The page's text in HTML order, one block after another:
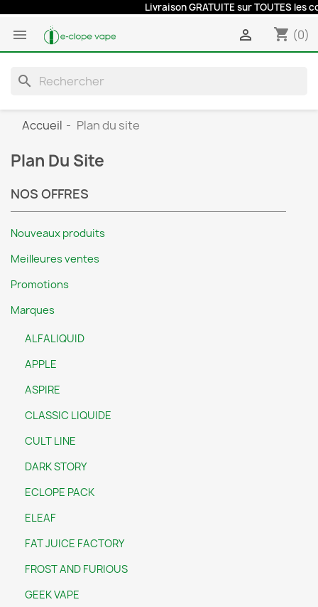
Livraison GRATUITE sur TOUTES les
 shopping_cart (0)

search
Accueil Plan du site
Plan Du Site
NOS OFFRES
Nouveaux produits
Meilleures ventes
Promotions
Marques
ALFALIQUID
APPLE
ASPIRE
CLASSIC LIQUIDE
CULT LINE
DARK STORY
ECLOPE PACK
ELEAF
FAT JUICE FACTORY
FROST AND FURIOUS
GEEK VAPE